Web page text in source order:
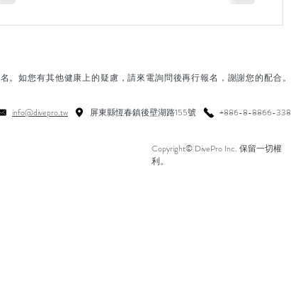
如您有其他健康上的疑慮，請來電詢問後再行報名，謝謝您的配合。
info@divepro.tw 屏東縣恆春鎮後壁湖路155號 +886-8-8866-338
Copyright© DivePro Inc. 保留一切權
利。